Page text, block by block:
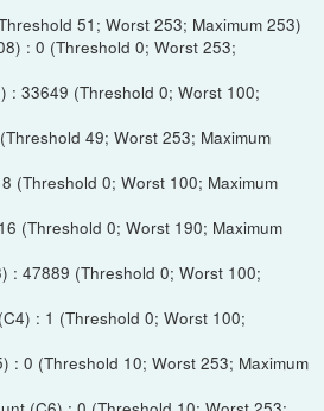
51; Worst 253; Maximum 253)
: 0 (Threshold 0; Worst 253;
: 33649 (Threshold 0; Worst 100;
49; Worst 253; Maximum
(Threshold 0; Worst 100; Maximum
(Threshold 0; Worst 190; Maximum
: 47889 (Threshold 0; Worst 100;
: 1 (Threshold 0; Worst 100;
: 0 (Threshold 10; Worst 253; Maximum